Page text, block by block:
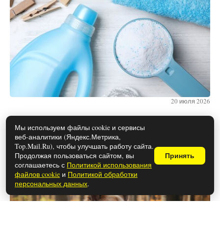
20 июля 2026
Эти 4 породы собак – самые верные:
подходят для семей с детьми
Мы используем файлы cookie и сервисы
веб-аналитики (Яндекс.Метрика,
Top.Mail.Ru), чтобы улучшать работу сайта.
Продолжая пользоваться сайтом, вы
соглашаетесь с Политикой использования
файлов cookie и Политикой обработки
персональных данных.
Принять